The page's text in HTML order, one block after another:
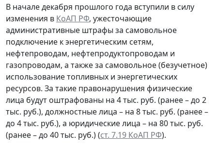
В начале декабря прошлого года вступили в силу
изменения в КоАП РФ, ужесточающие
административные штрафы за самовольное
подключение к энергетическим сетям,
нефтепроводам, нефтепродуктопроводам и
газопроводам, а также за самовольное (безучетное)
использование топливных и энергетических
ресурсов. За такие правонарушения физические
лица будут оштрафованы на 4 тыс. руб. (ранее – до 2
тыс. руб.), должностные лица – на 8 тыс. руб. (ранее –
до 4 тыс. руб.), а юридические лица – на 80 тыс. руб.
(ранее – до 40 тыс. руб.) (ст. 7.19 КоАП РФ).